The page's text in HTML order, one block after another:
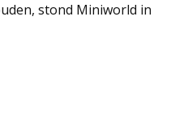
stond Miniworld in